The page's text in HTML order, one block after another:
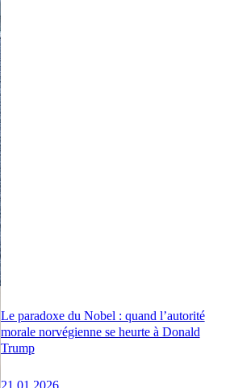
Le paradoxe du Nobel : quand l’autorité
morale norvégienne se heurte à Donald
Trump
21.01.2026